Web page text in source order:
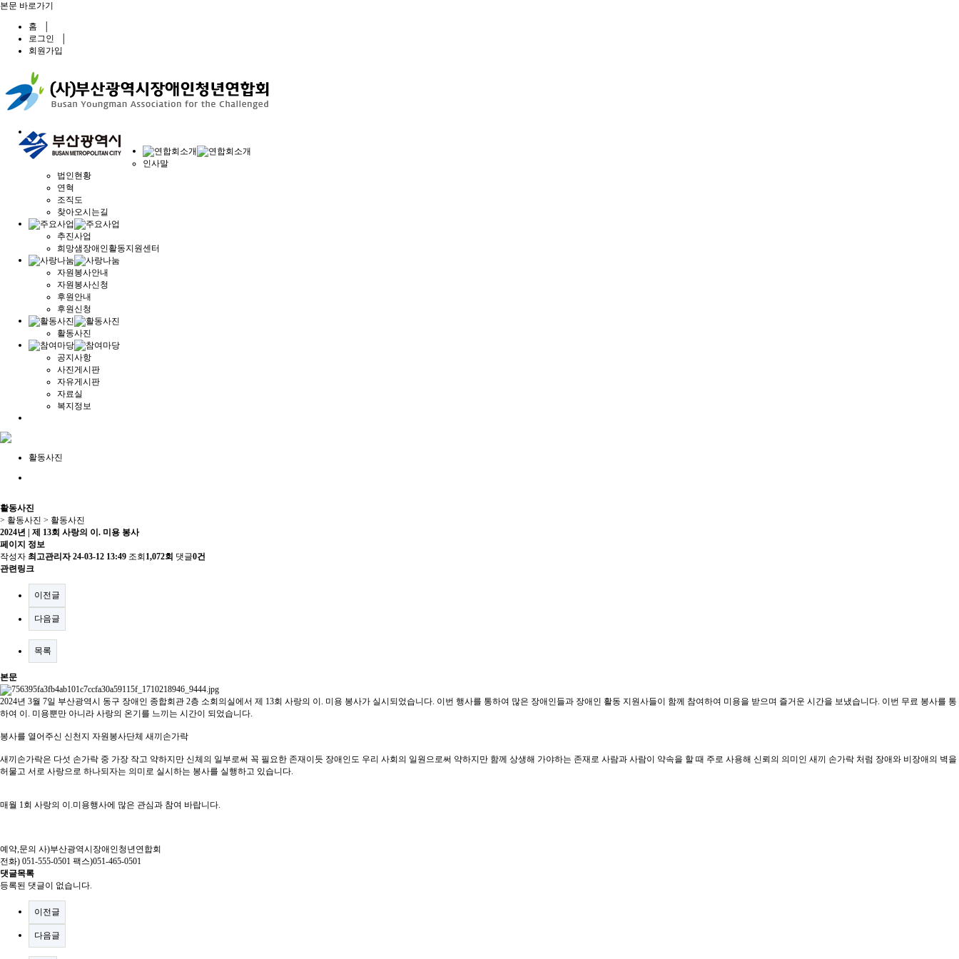
본문 바로가기
홈
로그인
회원가입
인사말
법인현황
연혁
조직도
찾아오시는길
추진사업
희망샘장애인활동지원센터
자원봉사안내
자원봉사신청
후원안내
후원신청
활동사진
공지사항
사진게시판
자유게시판
자료실
복지정보
활동사진
활동사진
> 활동사진 > 활동사진
2024년 | 제 13회 사랑의 이. 미용 봉사
페이지 정보
작성자 최고관리자 24-03-12 13:49 조회 1,072회 댓글0건
관련링크
이전글
다음글
목록
본문
2024년 3월 7일 부산광역시 동구 장애인 종합회관 2층 소회의실에서 제 13회 사랑의 이. 미용 봉사가 실시되었습니다. 이번 행사를 통하여 많은 장애인들과 장애인 활동 지원사들이 함께 참여하여 미용을 받으며 즐거운 시간을 보냈습니다. 이번 무료 봉사를 통
하여 이. 미용뿐만 아니라 사랑의 온기를 느끼는 시간이 되었습니다.
봉사를 열어주신 신천지 자원봉사단체 새끼손가락
새끼손가락은 다섯 손가락 중 가장 작고 약하지만 신체의 일부로써 꼭 필요한 존재이듯 장애인도 우리 사회의 일원으로써 약하지만 함께 상생해 가야하는 존재로 사람과 사람이 약속을 할 때 주로 사용해 신뢰의 의미인 새끼 손가락 처럼 장애와 비장애의 벽을
허물고 서로 사랑으로 하나되자는 의미로 실시하는 봉사를 실행하고 있습니다.
매월 1회 사랑의 이.미용행사에 많은 관심과 참여 바랍니다.
예약,문의 사)부산광역시장애인청년연합회
전화) 051-555-0501 팩스)051-465-0501
댓글목록
등록된 댓글이 없습니다.
이전글
다음글